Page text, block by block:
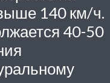
140 км/ч.
40-50